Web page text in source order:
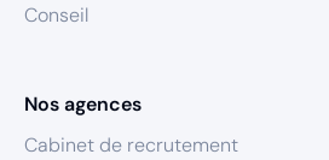
Conseil
Nos agences
Cabinet de recrutement